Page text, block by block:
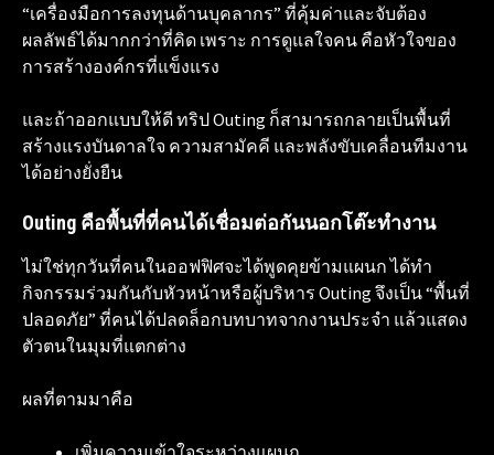
“เครื่องมือการลงทุนด้านบุคลากร” ที่คุ้มค่าและจับต้อง
ผลลัพธ์ได้มากกว่าที่คิด เพราะ การดูแลใจคน คือหัวใจของ
การสร้างองค์กรที่แข็งแรง
และถ้าออกแบบให้ดี ทริป Outing ก็สามารถกลายเป็นพื้นที่
สร้างแรงบันดาลใจ ความสามัคคี และพลังขับเคลื่อนทีมงาน
ได้อย่างยั่งยืน
Outing คือพื้นที่ที่คนได้เชื่อมต่อกันนอกโต๊ะทำงาน
ไม่ใช่ทุกวันที่คนในออฟฟิศจะได้พูดคุยข้ามแผนก ได้ทำ
กิจกรรมร่วมกันกับหัวหน้าหรือผู้บริหาร Outing จึงเป็น “พื้นที่
ปลอดภัย” ที่คนได้ปลดล็อกบทบาทจากงานประจำ แล้วแสดง
ตัวตนในมุมที่แตกต่าง
ผลที่ตามมาคือ